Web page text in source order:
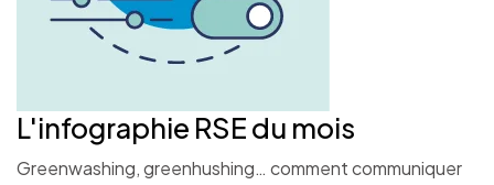
L'infographie RSE du mois
Greenwashing, greenhushing… comment communiquer